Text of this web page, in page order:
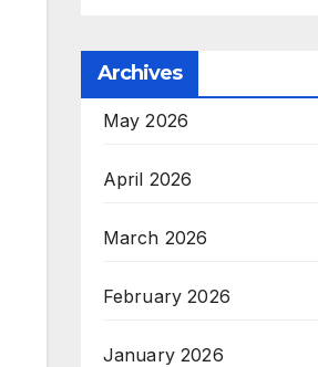
Archives
May 2026
April 2026
March 2026
February 2026
January 2026